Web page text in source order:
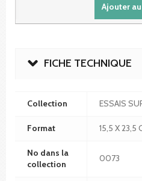
Ajouter
FICHE TECHNIQUE
Collection ESSAIS
Format 15,5 X 23,5
No dans la
collection
0073